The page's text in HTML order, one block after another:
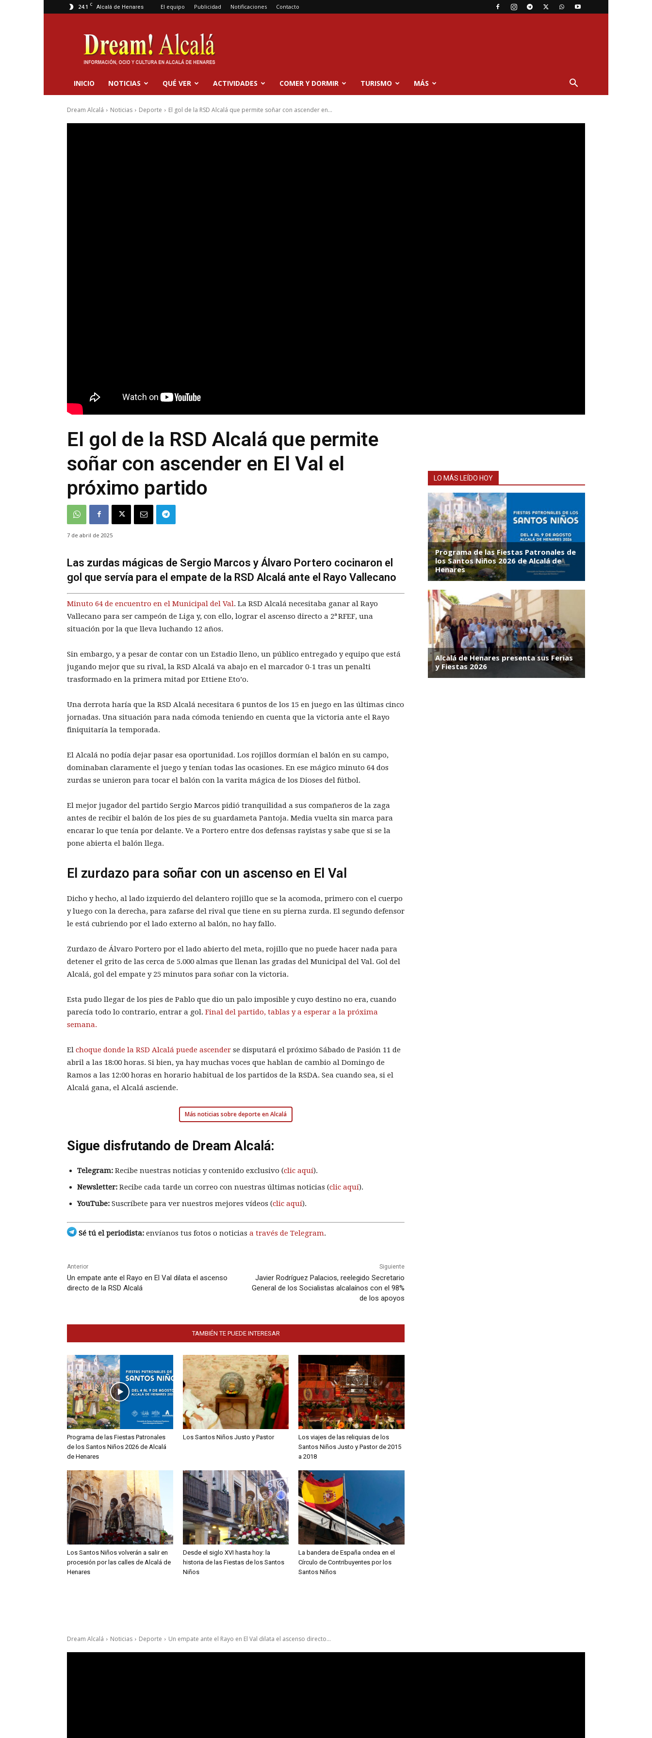
24.1 C Alcalá de Henares El equipo Publicidad Notificaciones Contacto
Dream
Alcalá
INICIO NOTICIAS QUÉ VER ACTIVIDADES COMER Y DORMIR TURISMO MÁS
Dream Alcalá Noticias Deporte El gol de la RSD Alcalá que permite soñar con ascender en...
El gol de la RSD Alcalá que permite
soñar con ascender en El Val el
próximo partido
7 de abril de 2025
Las zurdas mágicas de Sergio Marcos y Álvaro Portero cocinaron el
gol que servía para el empate de la RSD Alcalá ante el Rayo Vallecano
Minuto 64 de encuentro en el Municipal del Val. La RSD Alcalá necesitaba ganar al Rayo
Vallecano para ser campeón de Liga y, con ello, lograr el ascenso directo a 2ª RFEF, una
situación por la que lleva luchando 12 años.
Sin embargo, y a pesar de contar con un Estadio lleno, un público entregado y equipo que está
jugando mejor que su rival, la RSD Alcalá va abajo en el marcador 0-1 tras un penalti
trasformado en la primera mitad por Ettiene Eto’o.
Una derrota haría que la RSD Alcalá necesitara 6 puntos de los 15 en juego en las últimas cinco
jornadas. Una situación para nada cómoda teniendo en cuenta que la victoria ante el Rayo
finiquitaría la temporada.
El Alcalá no podía dejar pasar esa oportunidad. Los rojillos dormían el balón en su campo,
dominaban claramente el juego y tenían todas las ocasiones. En ese mágico minuto 64 dos
zurdas se unieron para tocar el balón con la varita mágica de los Dioses del fútbol.
El mejor jugador del partido Sergio Marcos pidió tranquilidad a sus compañeros de la zaga
antes de recibir el balón de los pies de su guardameta Pantoja. Media vuelta sin marca para
encarar lo que tenía por delante. Ve a Portero entre dos defensas rayistas y sabe que si se la
pone abierta el balón llega.
El zurdazo para soñar con un ascenso en El Val
Dicho y hecho, al lado izquierdo del delantero rojillo que se la acomoda, primero con el cuerpo
y luego con la derecha, para zafarse del rival que tiene en su pierna zurda. El segundo defensor
le está cubriendo por el lado externo al balón, no hay fallo.
Zurdazo de Álvaro Portero por el lado abierto del meta, rojillo que no puede hacer nada para
detener el grito de las cerca de 5.000 almas que llenan las gradas del Municipal del Val. Gol del
Alcalá, gol del empate y 25 minutos para soñar con la victoria.
Esta pudo llegar de los pies de Pablo que dio un palo imposible y cuyo destino no era, cuando
parecía todo lo contrario, entrar a gol. Final del partido, tablas y a esperar a la próxima
semana.
El choque donde la RSD Alcalá puede ascender se disputará el próximo Sábado de Pasión 11 de
abril a las 18:00 horas. Si bien, ya hay muchas voces que hablan de cambio al Domingo de
Ramos a las 12:00 horas en horario habitual de los partidos de la RSDA. Sea cuando sea, si el
Alcalá gana, el Alcalá asciende.
Más noticias sobre deporte en Alcalá
Sigue disfrutando de Dream Alcalá:
Telegram: Recibe nuestras noticias y contenido exclusivo (clic aquí).
Newsletter: Recibe cada tarde un correo con nuestras últimas noticias (clic aquí).
YouTube: Suscríbete para ver nuestros mejores vídeos (clic aquí).
Sé tú el periodista: envíanos tus fotos o noticias a través de Telegram.
Anterior
Un empate ante el Rayo en El Val dilata el ascenso
directo de la RSD Alcalá
Siguiente
Javier Rodríguez Palacios, reelegido Secretario
General de los Socialistas alcalaínos con el 98%
de los apoyos
TAMBIÉN TE PUEDE INTERESAR
Programa de las Fiestas Patronales
de los Santos Niños 2026 de Alcalá
de Henares
Los Santos Niños Justo y Pastor
Los viajes de las reliquias de los
Santos Niños Justo y Pastor de 2015
a 2018
Los Santos Niños volverán a salir en
procesión por las calles de Alcalá de
Henares
Desde el siglo XVI hasta hoy: la
historia de las Fiestas de los Santos
Niños
La bandera de España ondea en el
Círculo de Contribuyentes por los
Santos Niños
LO MÁS LEÍDO HOY